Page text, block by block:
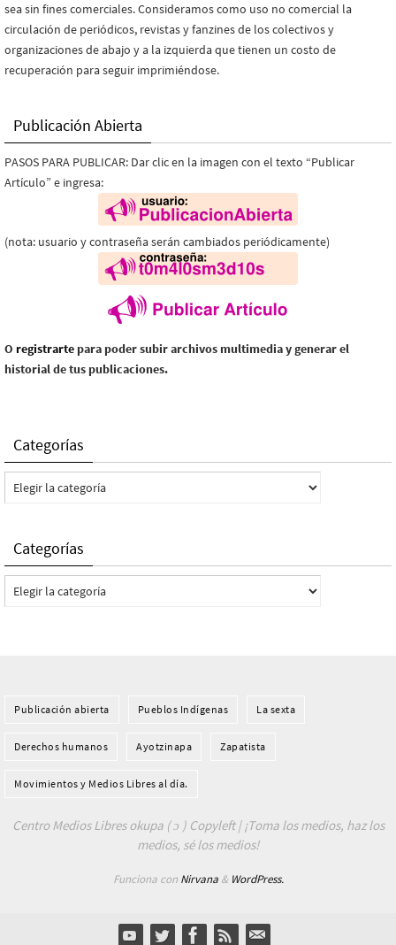
sea sin fines comerciales. Consideramos como uso no comercial la
circulación de periódicos, revistas y fanzines de los colectivos y
organizaciones de abajo y a la izquierda que tienen un costo de
recuperación para seguir imprimiéndose.
Publicación Abierta
PASOS PARA PUBLICAR: Dar clic en la imagen con el texto “Publicar
Artículo” e ingresa:
(nota: usuario y contraseña serán cambiados periódicamente)
O registrarte para poder subir archivos multimedia y generar el
historial de tus publicaciones.
Categorías
Categorías
Categorías
Categorías
Publicación abierta Pueblos Indí­genas La sexta
Derechos humanos Ayotzinapa Zapatista
Movimientos y Medios Libres al día.
Centro Medios Libres okupa ( ɔ ) Copyleft | ¡Toma los medios, haz los
medios, sé los medios!
Funciona con Nirvana& WordPress.